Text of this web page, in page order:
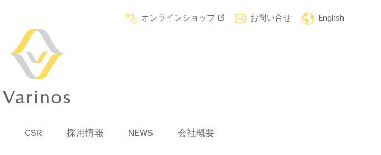
オンラインショップ お問い合せ English
CSR 採用情報 NEWS 会社概要